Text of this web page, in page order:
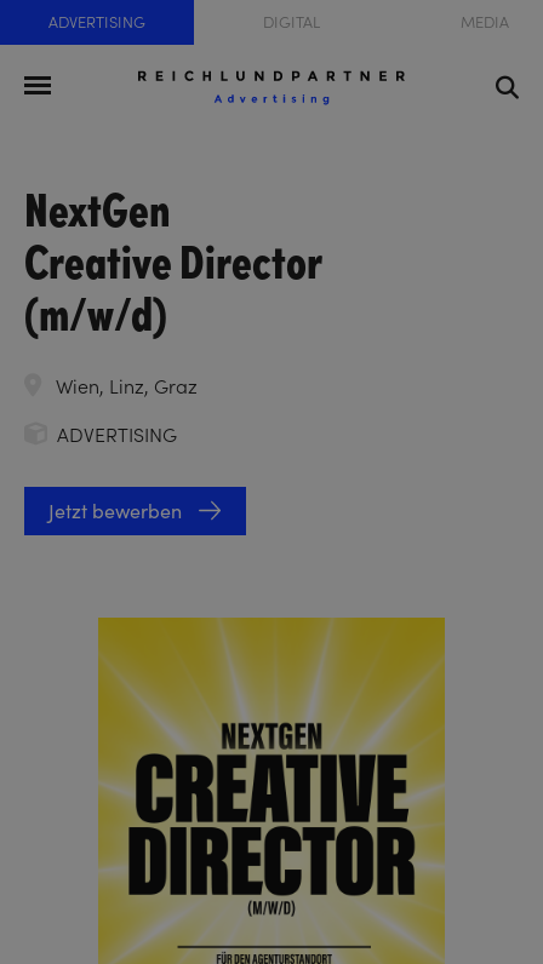
ADVERTISING DIGITAL MEDIA
NextGen
Creative Director
(m/w/d)
Wien, Linz, Graz
ADVERTISING
Jetzt bewerben